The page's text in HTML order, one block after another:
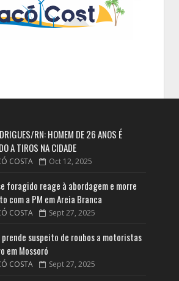
RN: HOMEM DE 26 ANOS É
A TIROS NA CIDADE
COSTA Oct 12, 2025
foragido reage à abordagem e morre
com a PM em Areia Branca
COSTA Sept 27, 2025
suspeito de roubos a motoristas
em Mossoró
COSTA Sept 27, 2025